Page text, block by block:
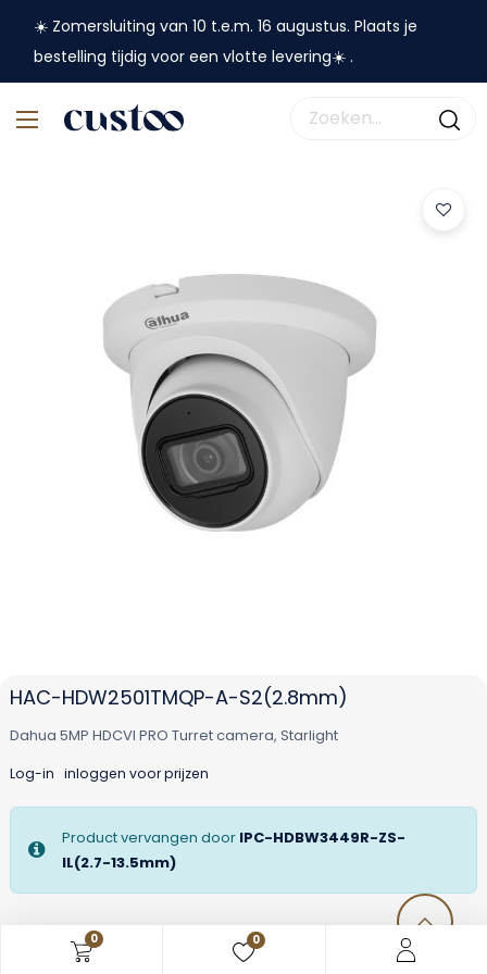
0 0
☀️ Zomersluiting van 10 t.e.m. 16 augustus. Plaats je
bestelling tijdig voor een vlotte levering☀️ .
HAC-HDW2501TMQP-A-S2(2.8mm)
Dahua 5MP HDCVI PRO Turret camera, Starlight
Log-in inloggen voor prijzen
Product vervangen door IPC-HDBW3449R-ZS-
IL(2.7-13.5mm)